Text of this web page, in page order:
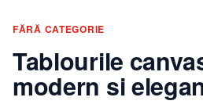
FĂRĂ CATEGORIE
Tablourile
modern si